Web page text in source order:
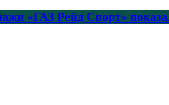
«ГАЗ Рейд Спорт»